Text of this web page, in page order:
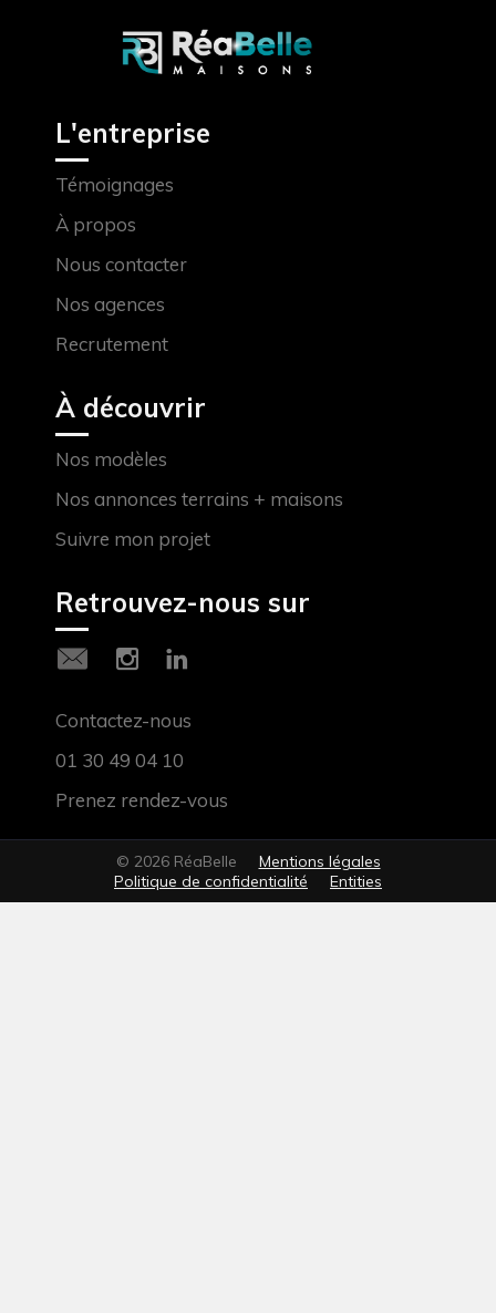
L'entreprise
Témoignages
À propos
Nous contacter
Nos agences
Recrutement
À découvrir
Nos modèles
Nos annonces terrains + maisons
Suivre mon projet
Retrouvez-nous sur
Contactez-nous
01 30 49 04 10
Prenez rendez-vous
© 2026 RéaBelle
Mentions légales
Politique de confidentialité
Entities